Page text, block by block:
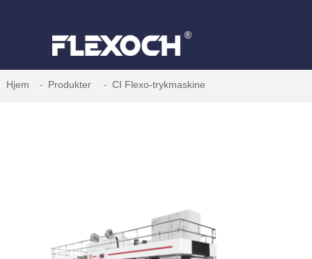
Hjem Produkter CI Flexo-trykmaskine